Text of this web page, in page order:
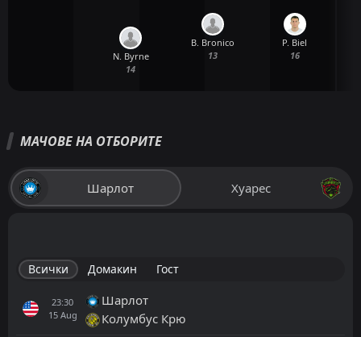
N. Byrne
14
B. Bronico
13
P. Biel
16
МАЧОВЕ НА ОТБОРИТЕ
Шарлот Хуарес
Всички Домакин Гост
23:30
15 Aug
Шарлот
Колумбус Крю